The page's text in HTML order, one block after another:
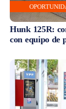
Hunk 125R:
con equipo de